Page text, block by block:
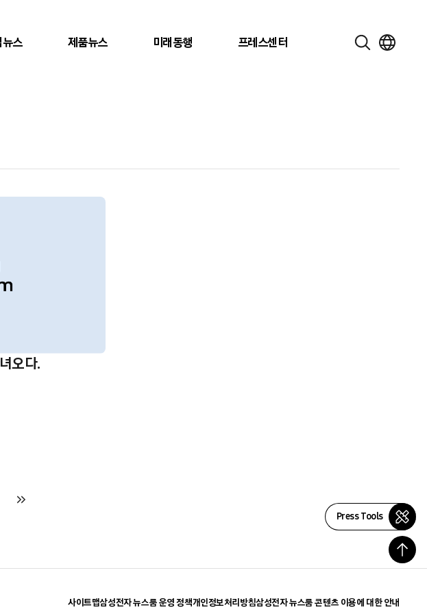
뉴스 제품뉴스 미래동행 프레스센터
오다.
Press Tools
사이트맵삼성전자 뉴스룸 운영 정책개인정보처리방침삼성전자 뉴스룸 콘텐츠 이용에 대한 안내